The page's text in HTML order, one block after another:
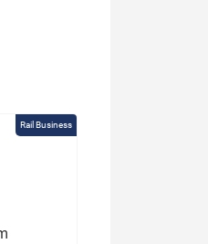
Rail Business